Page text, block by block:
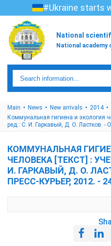
#Ukraine starts
National
National academy
Main News New arrivals 2014
Коммунальная гигиена и экология
ред.: С. И. Гаркавый, Д. О. Ластков. -
КОММУНАЛЬНАЯ
ЧЕЛОВЕКА [ТЕКСТ] :
И. ГАРКАВЫЙ, Д. О.
ПРЕСС-КУРЬЕР, 2012. -